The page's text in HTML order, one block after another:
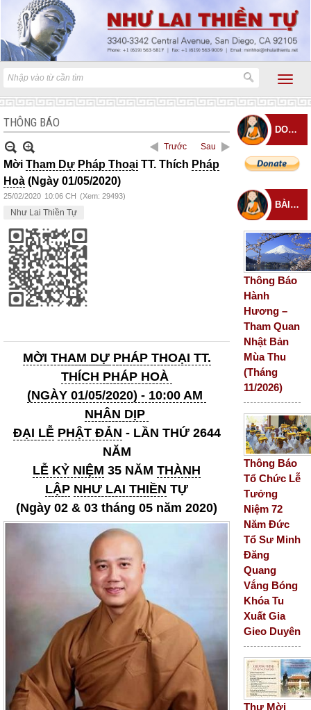
THÔNG BÁO
Trước Sau
Mời Tham Dự Pháp Thoại TT. Thích Pháp
Hoà (Ngày 01/05/2020)
25/02/2020 10:06 CH (Xem: 29493)
Như Lai Thiền Tự
MỜI THAM DỰ PHÁP THOẠI TT.
THÍCH PHÁP HOÀ
(NGÀY 01/05/2020) - 10:00 AM
NHÂN DỊP
ĐẠI LỄ PHẬT ĐẢN - LẦN THỨ 2644
NĂM
LỄ KỶ NIỆM 35 NĂM THÀNH
LẬP NHƯ LAI THIỀN TỰ
(Ngày 02 & 03 tháng 05 năm 2020)
DONATE
BÀI ĐĂNG MỚI
Thông Báo
Hành
Hương –
Tham Quan
Nhật Bản
Mùa Thu
(Tháng
11/2026)
Thông Báo
Tổ Chức Lễ
Tưởng
Niệm 72
Năm Đức
Tổ Sư Minh
Đăng
Quang
Vắng Bóng
Khóa Tu
Xuất Gia
Gieo Duyên
Thư Mời